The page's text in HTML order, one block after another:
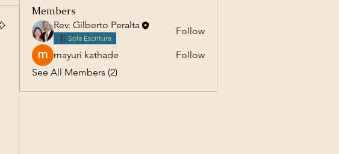
Members
Rev. Gilberto Peralta
Sola Escritura
Follow
mayuri kathade
Follow
See All Members (2)